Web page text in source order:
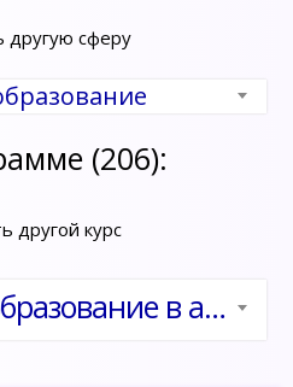
другую сферу
(206):
другой курс
Инклюзивное образование в аграрном вузе